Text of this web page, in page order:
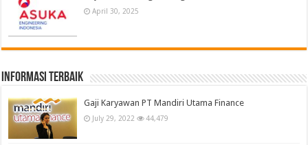
April 30, 2025
informasi terbaik
Gaji Karyawan PT Mandiri Utama Finance
July 29, 2022 44,479